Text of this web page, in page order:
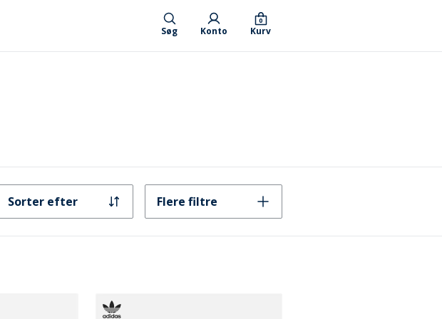
Søg Konto Kurv
0
Sorter efter Flere filtre